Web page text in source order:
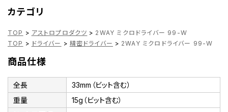
カテゴリ
TOP > アストロプロダクツ > 2WAY ミクロドライバー 99-W
TOP > ドライバー > 精密ドライバー > 2WAY ミクロドライバー 99-W
商品仕様
全長
33mm（ビット含む）
重量
15g（ビット含む）